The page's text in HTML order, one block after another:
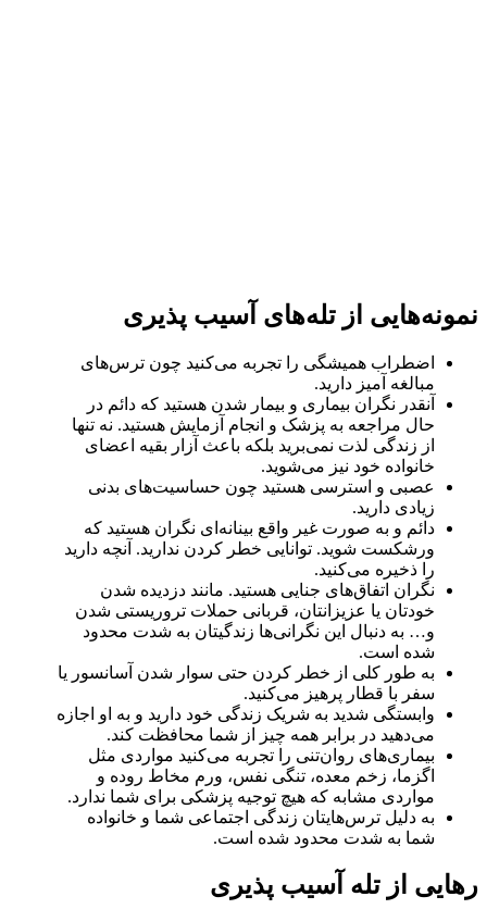
نمونه‌هایی از تله‌های آسیب پذیری
اضطراب همیشگی را تجربه می‌کنید چون ترس‌های
مبالغه آمیز دارید.
آنقدر نگران بیماری و بیمار شدن هستید که دائم در
حال مراجعه به پزشک و انجام آزمایش هستید. نه تنها
از زندگی لذت نمی‌برید بلکه باعث آزار بقیه اعضای
خانواده خود نیز می‌شوید.
عصبی و استرسی هستید چون حساسیت‌های بدنی
زیادی دارید.
دائم و به صورت غیر واقع بینانه‌ای نگران هستید که
ورشکست شوید. توانایی خطر کردن ندارید. آنچه دارید
را ذخیره می‌کنید.
نگران اتفاق‌های جنایی هستید. مانند دزدیده شدن
خودتان یا عزیزانتان، قربانی حملات تروریستی شدن
و… به دنبال این نگرانی‌ها زندگیتان به شدت محدود
شده است.
به طور کلی از خطر کردن حتی سوار شدن آسانسور یا
سفر با قطار پرهیز می‌کنید.
وابستگی شدید به شریک زندگی خود دارید و به او اجازه
می‌دهید در برابر همه چیز از شما محافظت کند.
بیماری‌های روان‌تنی را تجربه می‌کنید مواردی مثل
اگزما، زخم معده، تنگی نفس، ورم مخاط روده و
مواردی مشابه که هیچ توجیه پزشکی برای شما ندارد.
به دلیل ترس‌هایتان زندگی اجتماعی شما و خانواده
شما به شدت محدود شده است.
رهایی از تله آسیب پذیری